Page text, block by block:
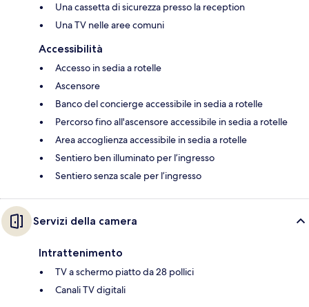
Una cassetta di sicurezza presso la reception
Una TV nelle aree comuni
Accessibilità
Accesso in sedia a rotelle
Ascensore
Banco del concierge accessibile in sedia a rotelle
Percorso fino all'ascensore accessibile in sedia a rotelle
Area accoglienza accessibile in sedia a rotelle
Sentiero ben illuminato per l’ingresso
Sentiero senza scale per l’ingresso
Servizi della camera
Intrattenimento
TV a schermo piatto da 28 pollici
Canali TV digitali